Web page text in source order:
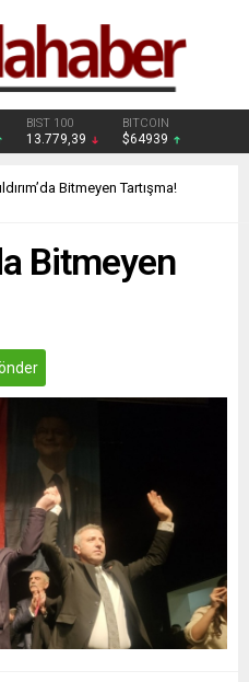
BIST 100
13.779,39
BITCOIN
$64939
Bitmeyen Tartışma!
Bitmeyen